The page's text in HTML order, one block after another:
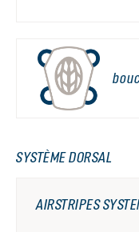
SYSTÈME DORSAL
AIRSTRIPES